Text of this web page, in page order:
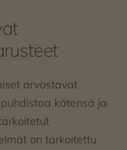
arvostavat
kätensä ja
on tarkoitettu